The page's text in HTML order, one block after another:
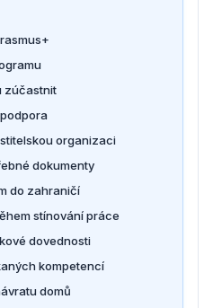
zúčastnit
organizaci
dokumenty
do zahraničí
stínování práce
dovednosti
kompetencí
domů